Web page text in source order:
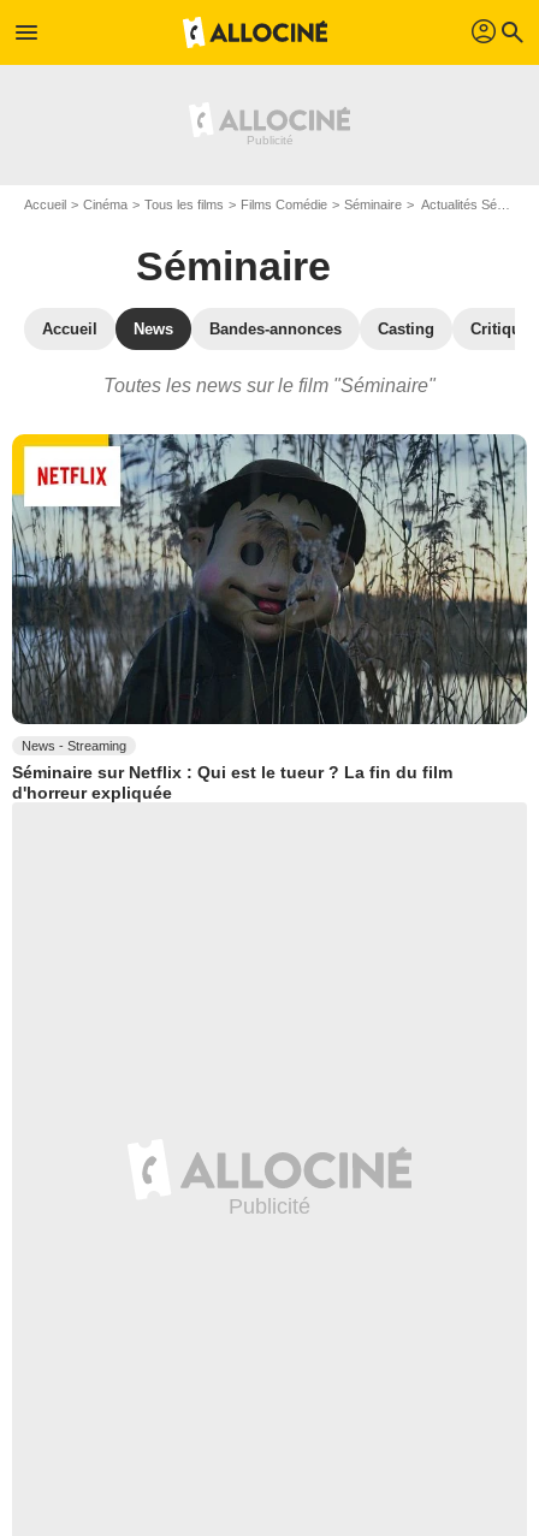
menu profil search
Accueil Cinéma Tous les films Films Comédie Séminaire Actualités Séminaire
Séminaire
Accueil News Bandes-annonces Casting
Toutes les news sur le film "Séminaire"
News - Streaming
Séminaire sur Netflix : Qui est le tueur ? La fin du film
d'horreur expliquée